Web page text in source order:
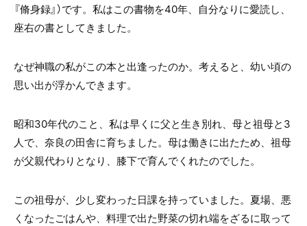
『脩身録』）です。私はこの書物を40年、自分なりに愛読し、
座右の書としてきました。
なぜ神職の私がこの本と出逢ったのか。考えると、幼い頃の
思い出が浮かんできます。
昭和30年代のこと、私は早くに父と生き別れ、母と祖母と3
人で、奈良の田舎に育ちました。母は働きに出たため、祖母
が父親代わりとなり、膝下で育んでくれたのでした。
この祖母が、少し変わった日課を持っていました。夏場、悪
くなったごはんや、料理で出た野菜の切れ端をざるに取って